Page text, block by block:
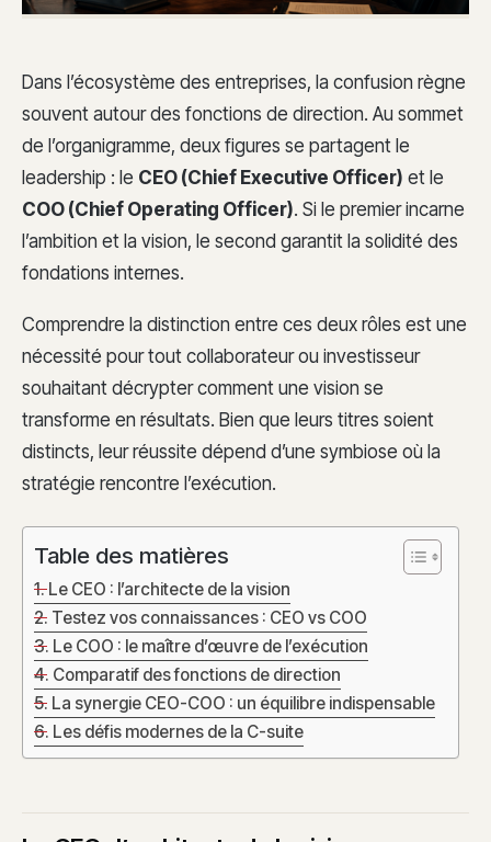
Dans l’écosystème des entreprises, la confusion règne
souvent autour des fonctions de direction. Au sommet
de l’organigramme, deux figures se partagent le
leadership : le CEO (Chief Executive Officer) et le
COO (Chief Operating Officer). Si le premier incarne
l’ambition et la vision, le second garantit la solidité des
fondations internes.
Comprendre la distinction entre ces deux rôles est une
nécessité pour tout collaborateur ou investisseur
souhaitant décrypter comment une vision se
transforme en résultats. Bien que leurs titres soient
distincts, leur réussite dépend d’une symbiose où la
stratégie rencontre l’exécution.
Table des matières
Le CEO : l’architecte de la vision
Testez vos connaissances : CEO vs COO
Le COO : le maître d’œuvre de l’exécution
Comparatif des fonctions de direction
La synergie CEO-COO : un équilibre indispensable
Les défis modernes de la C-suite